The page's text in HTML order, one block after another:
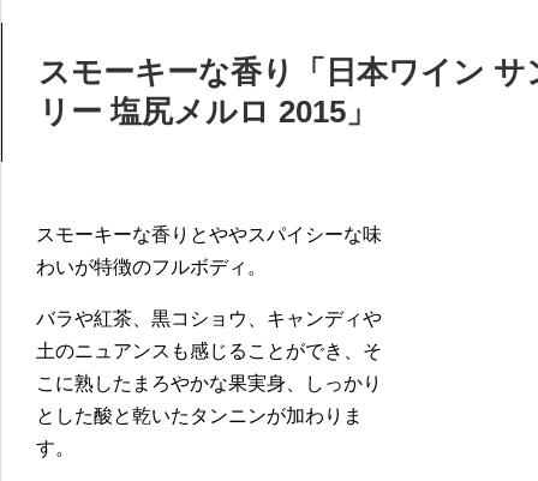
スモーキーな香り「日本ワイン
リー 塩尻メルロ 2015」
スモーキーな香りとややスパイシーな味
わいが特徴のフルボディ。
バラや紅茶、黒コショウ、キャンディや
土のニュアンスも感じることができ、そ
こに熟したまろやかな果実身、しっかり
とした酸と乾いたタンニンが加わりま
す。